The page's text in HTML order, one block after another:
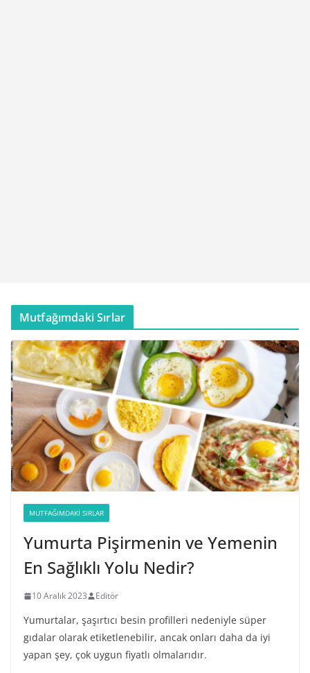
Mutfağımdaki Sırlar
MUTFAĞIMDAKI SIRLAR
Yumurta Pişirmenin ve Yemenin
En Sağlıklı Yolu Nedir?
10 Aralık 2023 Editör
Yumurtalar, şaşırtıcı besin profilleri nedeniyle süper
gıdalar olarak etiketlenebilir, ancak onları daha da iyi
yapan şey, çok uygun fiyatlı olmalarıdır.